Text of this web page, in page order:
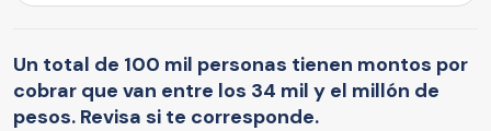
Un total de 100 mil personas tienen montos por
cobrar que van entre los 34 mil y el millón de
pesos. Revisa si te corresponde.